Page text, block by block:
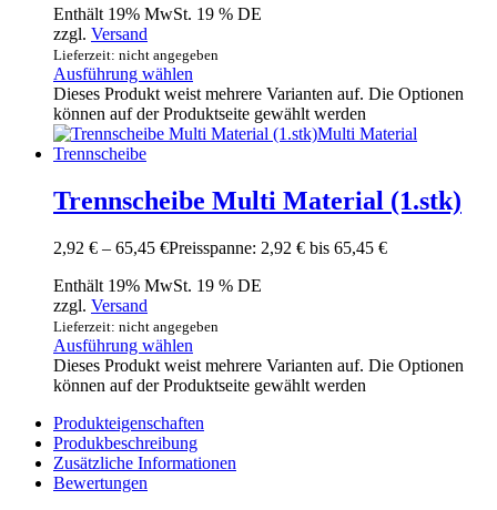
Enthält 19% MwSt. 19 % DE
zzgl. Versand
Lieferzeit: nicht angegeben
Ausführung wählen
Dieses Produkt weist mehrere Varianten auf. Die Optionen
können auf der Produktseite gewählt werden
Trennscheibe Multi Material (1.stk)
2,92 € – 65,45 €Preisspanne: 2,92 € bis 65,45 €
Enthält 19% MwSt. 19 % DE
zzgl. Versand
Lieferzeit: nicht angegeben
Ausführung wählen
Dieses Produkt weist mehrere Varianten auf. Die Optionen
können auf der Produktseite gewählt werden
Produkteigenschaften
Produkbeschreibung
Zusätzliche Informationen
Bewertungen